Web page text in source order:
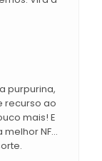
purpurina,
recurso ao
mais! E
NF...